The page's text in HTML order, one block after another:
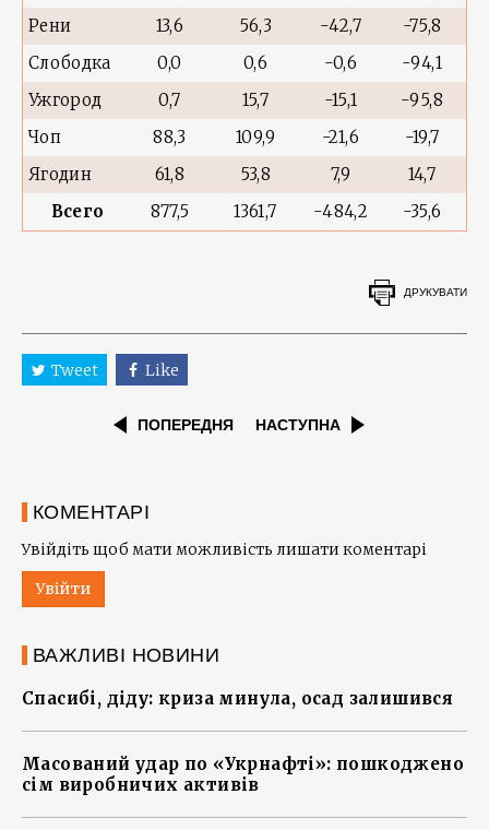
Рени
13,6 56,3 -42,7
-75,8
Слободка
0,0 0,6 -0,6
-94,1
Ужгород
0,7 15,7 -15,1
-95,8
Чоп
88,3 109,9 -21,6
-19,7
Ягодин
61,8 53,8 7,9
14,7
Всего
877,5 1361,7 -484,2 -35,6
ДРУКУВАТИ
Tweet Like
ПОПЕРЕДНЯ НАСТУПНА
КОМЕНТАРІ
Увійдіть щоб мати можливість лишати коментарі
Увійти
ВАЖЛИВІ НОВИНИ
Спасибі, діду: криза минула, осад залишився
Масований удар по «Укрнафті»: пошкоджено
сім виробничих активів